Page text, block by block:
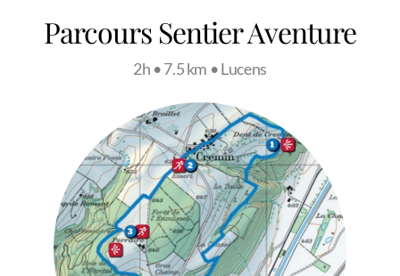
Parcours Sentier Aventure
2h • 7.5 km • Lucens